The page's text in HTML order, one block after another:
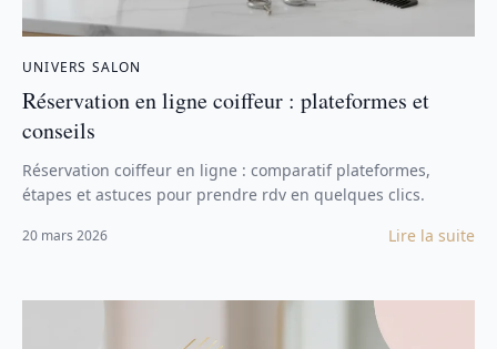
UNIVERS SALON
Réservation en ligne coiffeur : plateformes et
conseils
Réservation coiffeur en ligne : comparatif plateformes,
étapes et astuces pour prendre rdv en quelques clics.
20 mars 2026 Lire la suite